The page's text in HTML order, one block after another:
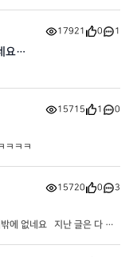
17921 0 1
요…
15715 1 0
ㅋㅋㅋ
15720 0 3
에 없네요 지난 글은 다 지